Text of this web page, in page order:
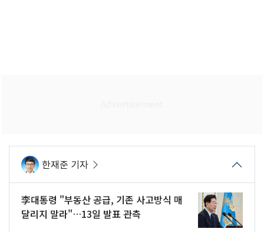
한재준 기자
李대통령 "부동산 공급, 기존 사고방식 매
달리지 말라"…13일 발표 관측